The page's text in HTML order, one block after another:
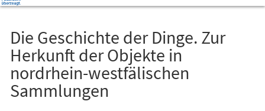
Die Geschichte der Dinge. Zur
Herkunft der Objekte in
nordrhein-westfälischen
Sammlungen